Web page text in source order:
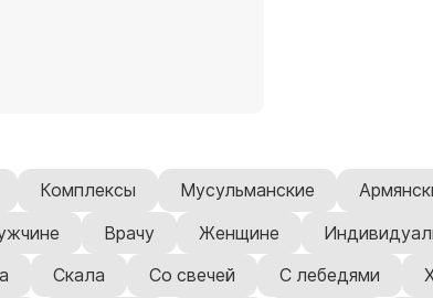
Комплексы Мусульманские
Врачу Женщине
Скала Со свечей С лебедями